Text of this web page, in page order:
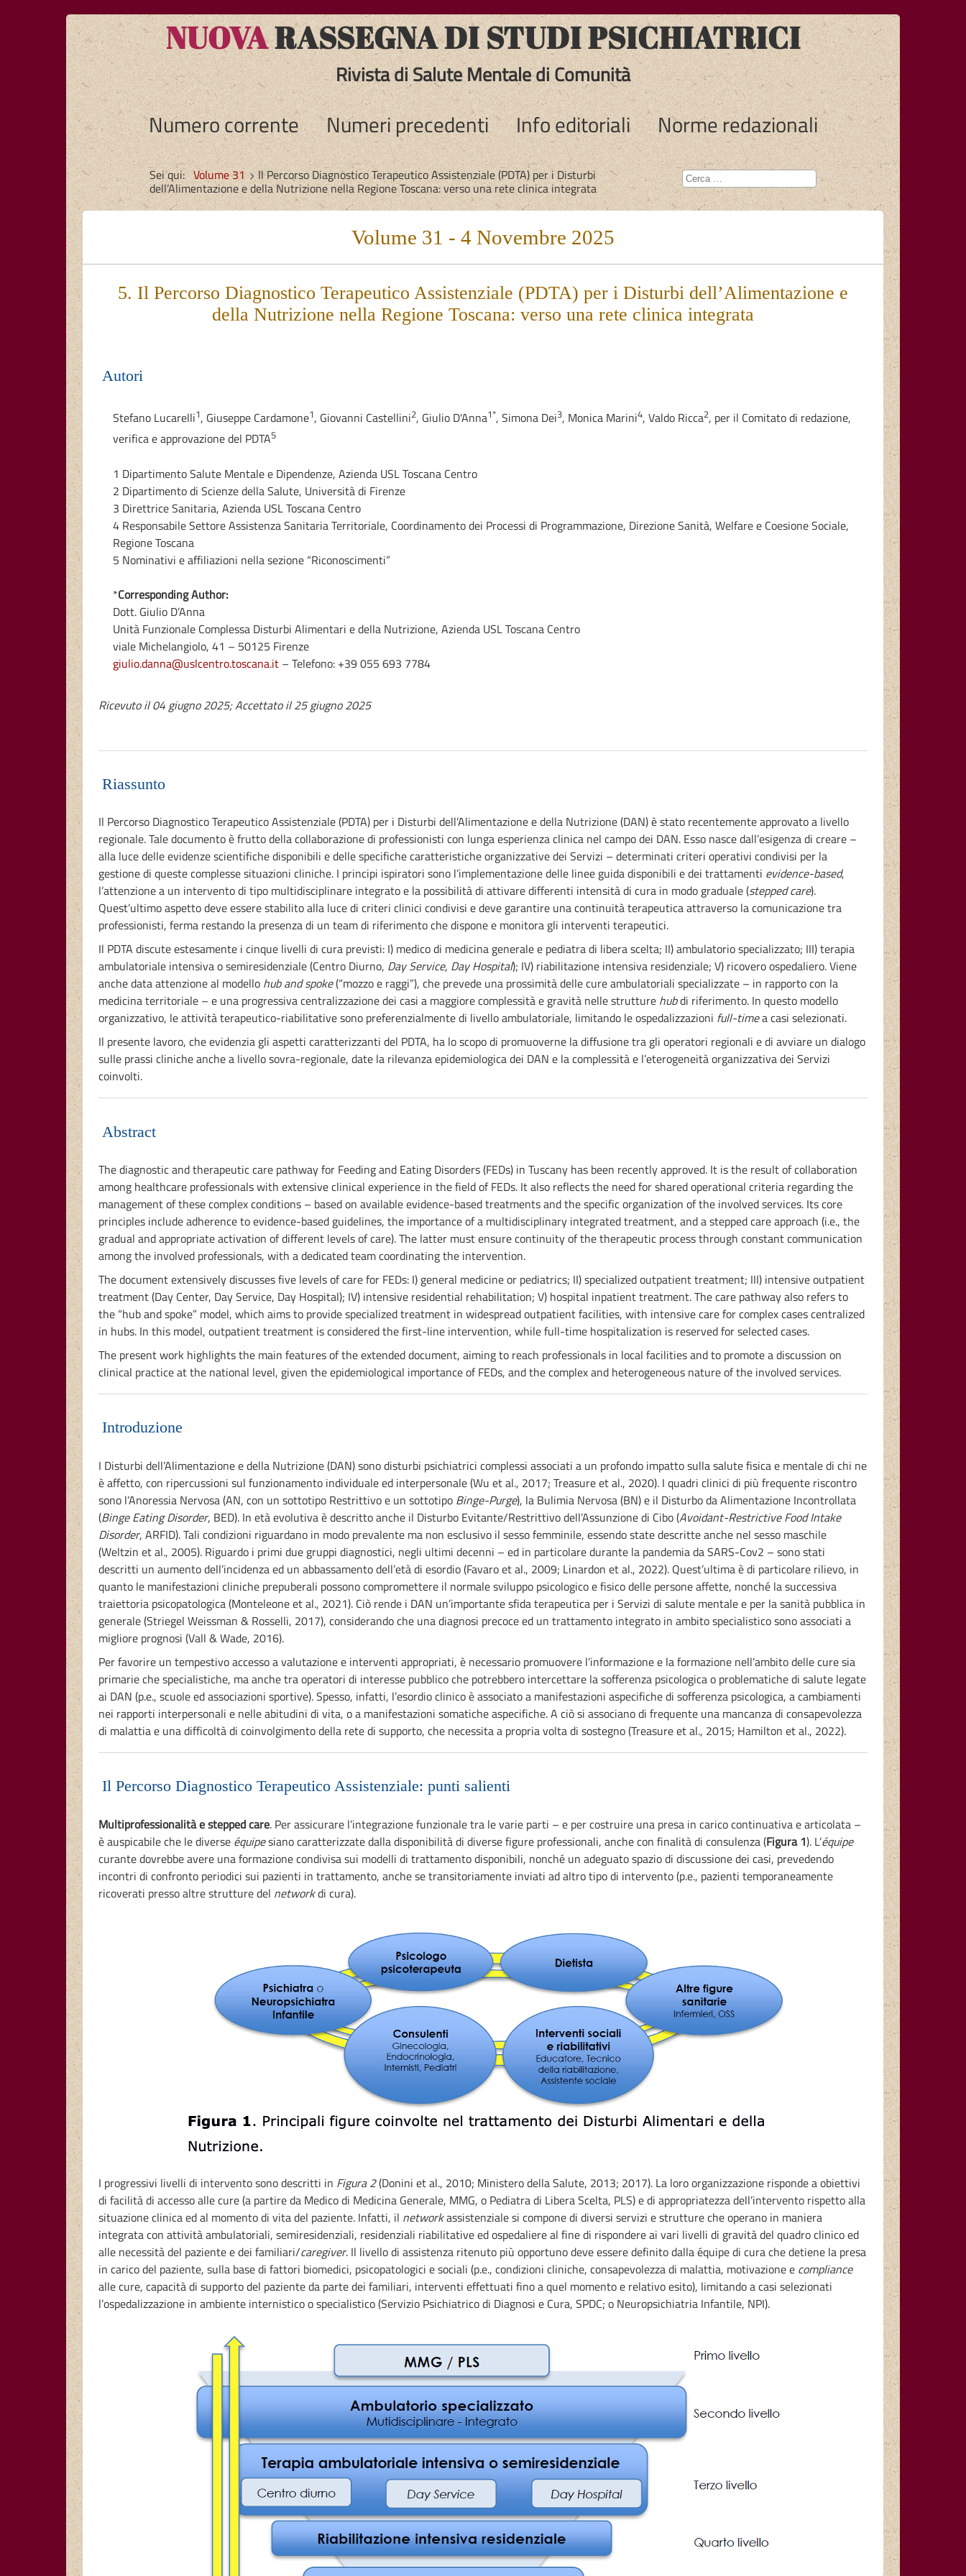
NUOVARASSEGNA DI STUDI PSICHIATRICI
Rivista di Salute Mentale di Comunità
Numero corrente Numeri precedenti Info editoriali Norme redazionali
Sei qui:Volume 31 Il Percorso Diagnostico Terapeutico Assistenziale (PDTA) per i Disturbi
dell’Alimentazione e della Nutrizione nella Regione Toscana: verso una rete clinica integrata
Volume 31 - 4 Novembre 2025
5. Il Percorso Diagnostico Terapeutico Assistenziale (PDTA) per i Disturbi dell’Alimentazione e
della Nutrizione nella Regione Toscana: verso una rete clinica integrata
Autori
Stefano Lucarelli1, Giuseppe Cardamone1, Giovanni Castellini2, Giulio D'Anna1*,Simona Dei3, Monica Marini4,Valdo Ricca2, per il Comitato di redazione,
verifica e approvazione del PDTA5
1 Dipartimento Salute Mentale e Dipendenze, Azienda USL Toscana Centro
2 Dipartimento di Scienze della Salute, Università di Firenze
3 Direttrice Sanitaria, Azienda USL Toscana Centro
4 Responsabile Settore Assistenza Sanitaria Territoriale, Coordinamento dei Processi di Programmazione, Direzione Sanità, Welfare e Coesione Sociale,
Regione Toscana
5 Nominativi e affiliazioni nella sezione “Riconoscimenti”
*Corresponding Author:
Dott. Giulio D’Anna
Unità Funzionale Complessa Disturbi Alimentari e della Nutrizione, Azienda USL Toscana Centro
viale Michelangiolo, 41 – 50125 Firenze
giulio.danna@uslcentro.toscana.it – Telefono: +39 055 693 7784
Ricevuto il 04 giugno 2025; Accettato il 25 giugno 2025
Riassunto
Il Percorso Diagnostico Terapeutico Assistenziale (PDTA) per i Disturbi dell’Alimentazione e della Nutrizione (DAN) è stato recentemente approvato a livello
regionale. Tale documento è frutto della collaborazione di professionisti con lunga esperienza clinica nel campo dei DAN. Esso nasce dall’esigenza di creare –
alla luce delle evidenze scientifiche disponibili e delle specifiche caratteristiche organizzative dei Servizi – determinati criteri operativi condivisi per la
gestione di queste complesse situazioni cliniche. I principi ispiratori sono l’implementazione delle linee guida disponibili e dei trattamenti evidence-based,
l’attenzione a un intervento di tipo multidisciplinare integrato e la possibilità di attivare differenti intensità di cura in modo graduale (stepped care).
Quest’ultimo aspetto deve essere stabilito alla luce di criteri clinici condivisi e deve garantire una continuità terapeutica attraverso la comunicazione tra
professionisti, ferma restando la presenza di un team di riferimento che dispone e monitora gli interventi terapeutici.
Il PDTA discute estesamente i cinque livelli di cura previsti: I) medico di medicina generale e pediatra di libera scelta; II) ambulatorio specializzato; III) terapia
ambulatoriale intensiva o semiresidenziale (Centro Diurno, Day Service, Day Hospital); IV) riabilitazione intensiva residenziale; V) ricovero ospedaliero. Viene
anche data attenzione al modello hub and spoke(“mozzo e raggi”), che prevede una prossimità delle cure ambulatoriali specializzate – in rapporto con la
medicina territoriale – e una progressiva centralizzazione dei casi a maggiore complessità e gravità nelle strutture hubdi riferimento. In questo modello
organizzativo, le attività terapeutico-riabilitative sono preferenzialmente di livello ambulatoriale, limitando le ospedalizzazioni full-timea casi selezionati.
Il presente lavoro, che evidenzia gli aspetti caratterizzanti del PDTA, ha lo scopo di promuoverne la diffusione tra gli operatori regionali e di avviare un dialogo
sulle prassi cliniche anche a livello sovra-regionale, date la rilevanza epidemiologica dei DAN e la complessità e l’eterogeneità organizzativa dei Servizi
coinvolti.
Abstract
The diagnostic and therapeutic care pathway for Feeding and Eating Disorders (FEDs) in Tuscany has been recently approved. It is the result of collaboration
among healthcare professionals with extensive clinical experience in the field of FEDs. It also reflects the need for shared operational criteria regarding the
management of these complex conditions – based on available evidence-based treatments and the specific organization of the involved services. Its core
principles include adherence to evidence-based guidelines, the importance of a multidisciplinary integrated treatment, and a stepped care approach (i.e., the
gradual and appropriate activation of different levels of care). The latter must ensure continuity of the therapeutic process through constant communication
among the involved professionals, with a dedicated team coordinating the intervention.
The document extensively discusses five levels of care for FEDs: I) general medicine or pediatrics; II) specialized outpatient treatment; III) intensive outpatient
treatment (Day Center, Day Service, Day Hospital); IV) intensive residential rehabilitation; V) hospital inpatient treatment. The care pathway also refers to
the “hub and spoke” model, which aims to provide specialized treatment in widespread outpatient facilities, with intensive care for complex cases centralized
in hubs. In this model, outpatient treatment is considered the first-line intervention, while full-time hospitalization is reserved for selected cases.
The present work highlights the main features of the extended document, aiming to reach professionals in local facilities and to promote a discussion on
clinical practice at the national level, given the epidemiological importance of FEDs, and the complex and heterogeneous nature of the involved services.
Introduzione
I Disturbi dell’Alimentazione e della Nutrizione (DAN) sono disturbi psichiatrici complessi associati a un profondo impatto sulla salute fisica e mentale di chi ne
è affetto, con ripercussioni sul funzionamento individuale ed interpersonale (Wu et al., 2017; Treasure et al., 2020). I quadri clinici di più frequente riscontro
sono l’Anoressia Nervosa (AN, con un sottotipo Restrittivo e un sottotipo Binge-Purge), la Bulimia Nervosa (BN) e il Disturbo da Alimentazione Incontrollata
(Binge Eating Disorder, BED). In età evolutiva è descritto anche il Disturbo Evitante/Restrittivo dell’Assunzione di Cibo (Avoidant-Restrictive Food Intake
Disorder, ARFID). Tali condizioni riguardano in modo prevalente ma non esclusivo il sesso femminile, essendo state descritte anche nel sesso maschile
(Weltzin et al., 2005). Riguardo i primi due gruppi diagnostici, negli ultimi decenni – ed in particolare durante la pandemia da SARS-Cov2 – sono stati
descritti un aumento dell’incidenza ed un abbassamento dell’età di esordio (Favaro et al., 2009; Linardon et al., 2022). Quest’ultima è di particolare rilievo, in
quanto le manifestazioni cliniche prepuberali possono compromettere il normale sviluppo psicologico e fisico delle persone affette, nonché la successiva
traiettoria psicopatologica (Monteleone et al., 2021). Ciò rende i DAN un’importante sfida terapeutica per i Servizi di salute mentale e per la sanità pubblica in
generale (Striegel Weissman & Rosselli, 2017), considerando che una diagnosi precoce ed un trattamento integrato in ambito specialistico sono associati a
migliore prognosi (Vall & Wade, 2016).
Per favorire un tempestivo accesso a valutazione e interventi appropriati, è necessario promuovere l’informazione e la formazione nell’ambito delle cure sia
primarie che specialistiche, ma anche tra operatori di interesse pubblico che potrebbero intercettare la sofferenza psicologica o problematiche di salute legate
ai DAN (p.e., scuole ed associazioni sportive). Spesso, infatti, l’esordio clinico è associato a manifestazioni aspecifiche di sofferenza psicologica, a cambiamenti
nei rapporti interpersonali e nelle abitudini di vita, o a manifestazioni somatiche aspecifiche. A ciò si associano di frequente una mancanza di consapevolezza
di malattia e una difficoltà di coinvolgimento della rete di supporto, che necessita a propria volta di sostegno (Treasure et al., 2015; Hamilton et al., 2022).
Il Percorso Diagnostico Terapeutico Assistenziale: punti salienti
Multiprofessionalità e stepped care. Per assicurare l’integrazione funzionale tra le varie parti – e per costruire una presa in carico continuativa e articolata –
è auspicabile che le diverse équipesiano caratterizzate dalla disponibilità di diverse figure professionali, anche con finalità di consulenza (Figura 1). L’équipe
curante dovrebbe avere una formazione condivisa sui modelli di trattamento disponibili, nonché un adeguato spazio di discussione dei casi, prevedendo
incontri di confronto periodici sui pazienti in trattamento, anche se transitoriamente inviati ad altro tipo di intervento (p.e., pazienti temporaneamente
ricoverati presso altre strutture del networkdi cura).
I progressivi livelli di intervento sono descritti in Figura 2(Donini et al., 2010; Ministero della Salute, 2013; 2017). La loro organizzazione risponde a obiettivi
di facilità di accesso alle cure (a partire da Medico di Medicina Generale, MMG, o Pediatra di Libera Scelta, PLS) e di appropriatezza dell’intervento rispetto alla
situazione clinica ed al momento di vita del paziente. Infatti, il networkassistenziale si compone di diversi servizi e strutture che operano in maniera
integrata con attività ambulatoriali, semiresidenziali, residenziali riabilitative ed ospedaliere al fine di rispondere ai vari livelli di gravità del quadro clinico ed
alle necessità del paziente e dei familiari/caregiver. Il livello di assistenza ritenuto più opportuno deve essere definito dalla équipe di cura che detiene la presa
in carico del paziente, sulla base di fattori biomedici, psicopatologici e sociali (p.e., condizioni cliniche, consapevolezza di malattia, motivazione e compliance
alle cure, capacità di supporto del paziente da parte dei familiari, interventi effettuati fino a quel momento e relativo esito), limitando a casi selezionati
l’ospedalizzazione in ambiente internistico o specialistico (Servizio Psichiatrico di Diagnosi e Cura, SPDC; o Neuropsichiatria Infantile, NPI).